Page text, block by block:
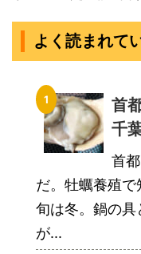
よく読まれて
首
千
首
だ。牡蠣養殖で
旬は冬。鍋の具
が...